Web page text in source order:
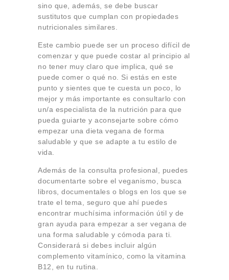
sino que, además, se debe buscar
sustitutos que cumplan con propiedades
nutricionales similares.
Este cambio puede ser un proceso difícil de
comenzar y que puede costar al principio al
no tener muy claro que implica, qué se
puede comer o qué no. Si estás en este
punto y sientes que te cuesta un poco, lo
mejor y más importante es consultarlo con
un/a especialista de la nutrición para que
pueda guiarte y aconsejarte sobre cómo
empezar una dieta vegana de forma
saludable y que se adapte a tu estilo de
vida.
Además de la consulta profesional, puedes
documentarte sobre el veganismo, busca
libros, documentales o blogs en los que se
trate el tema, seguro que ahí puedes
encontrar muchísima información útil y de
gran ayuda para empezar a ser vegana de
una forma saludable y cómoda para ti.
Considerará si debes incluir algún
complemento vitamínico, como la vitamina
B12, en tu rutina.